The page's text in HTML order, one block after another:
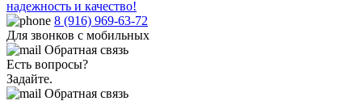
надежность и качество!
8 (916) 969-63-72
Для звонков с мобильных
Обратная связь
Есть вопросы?
Задайте.
Обратная связь